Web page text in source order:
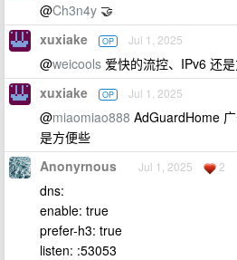
@Ch3n4y 🤝
xuxiake OP Jul 1, 2025
@weicools 爱快的流控、IPv6 还
xuxiake OP Jul 1, 2025
@miaomiao888 AdGuardHome
是方便些
Anonyrnous Jul 1, 2025 2
dns:
enable: true
prefer-h3: true
listen: :53053